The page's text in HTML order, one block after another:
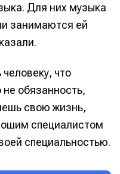
и пользоваться
и пользоваться
и пользоваться
VST
и пользоваться
VST
Для них музыка
занимаются ей
что
обязанность,
свою жизнь,
специалистом
специальностью.